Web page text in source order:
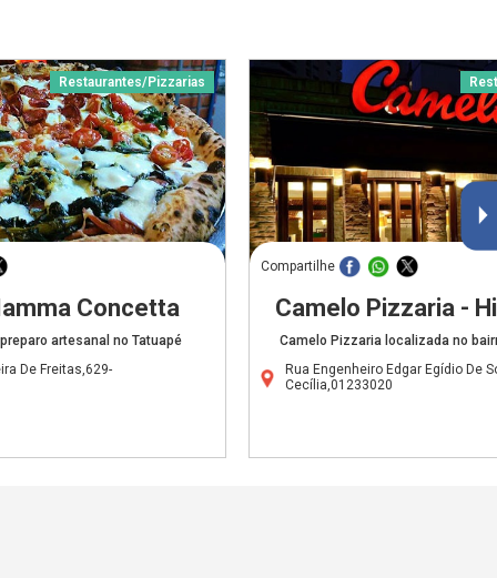
Restaurantes/Pizzarias
Concetta
artesanal no Tatuapé
De Freitas,629-
Compartilhe
Camelo Pizzaria -
Camelo Pizzaria localizada no
Rua Engenheiro Edgar Egídio De
Cecília,01233020